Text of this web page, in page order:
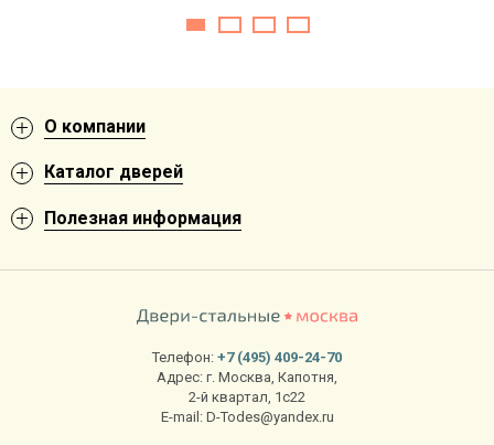
О компании
Каталог дверей
Полезная информация
Телефон: +7 (495) 409-24-70
Адрес: г. Москва, Капотня,
2-й квартал, 1с22
E-mail: D-Todes@yandex.ru